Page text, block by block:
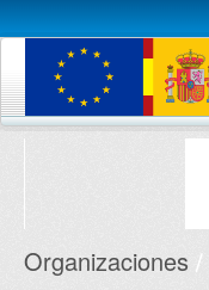
Conjuntos de datos
Organizaciones